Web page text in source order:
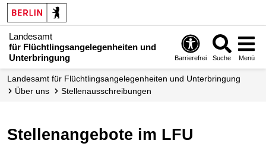
Landesamt
für Flüchtlingsangelegenheiten und
Unterbringung
Barrierefrei Suche Menü
Landesamt für Flüchtlingsangelegenheiten und Unterbringung
Über uns
Stellen­ausschreibungen
Stellenangebote im LFU